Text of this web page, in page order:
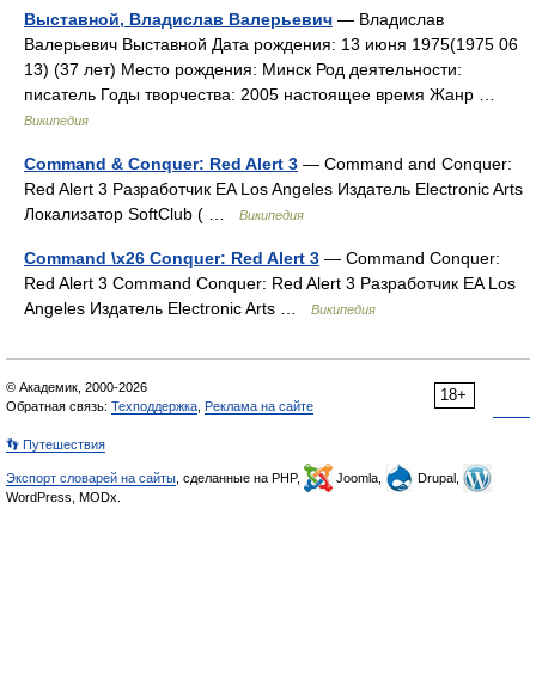
Выставной, Владислав Валерьевич — Владислав
Валерьевич Выставной Дата рождения: 13 июня 1975(1975 06
13) (37 лет) Место рождения: Минск Род деятельности:
писатель Годы творчества: 2005 настоящее время Жанр …
Википедия
Command & Conquer: Red Alert 3 — Command and Conquer:
Red Alert 3 Разработчик EA Los Angeles Издатель Electronic Arts
Локализатор SoftClub ( …
Википедия
Command \x26 Conquer: Red Alert 3 — Command Conquer:
Red Alert 3 Command Conquer: Red Alert 3 Разработчик EA Los
Angeles Издатель Electronic Arts …
Википедия
18+
© Академик, 2000-2026
Обратная связь: Техподдержка Реклама на сайте
👣 Путешествия
Экспорт словарей на сайты , сделанные на PHP, Joomla,
Drupal,
WordPress, MODx.